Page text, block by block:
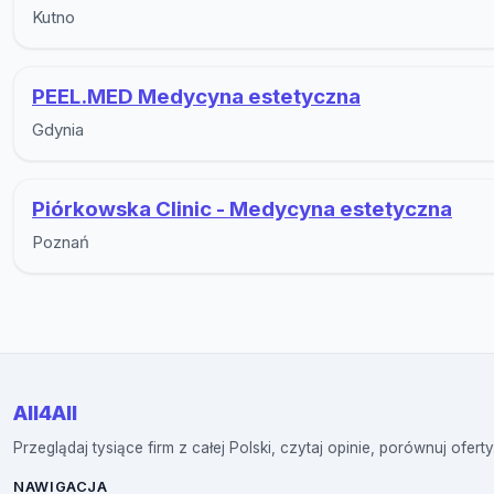
Kutno
PEEL.MED Medycyna estetyczna
Gdynia
Piórkowska Clinic - Medycyna estetyczna
Poznań
All4All
Przeglądaj tysiące firm z całej Polski, czytaj opinie, porównuj
NAWIGACJA